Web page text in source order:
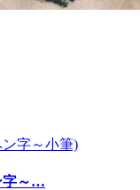
～…